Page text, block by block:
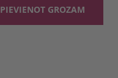
PIEVIENOT GROZAM